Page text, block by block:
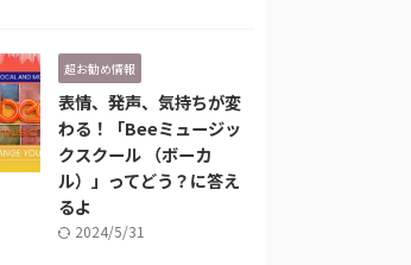
超お勧め情報
表情、発声、気持ちが変
わる！「Beeミュージッ
クスクール （ボーカ
ル）」ってどう？に答え
るよ
2024/5/31